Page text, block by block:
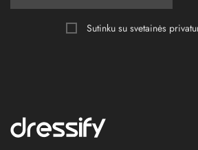
Sutinku su svetainės